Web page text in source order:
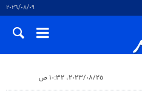
٠٩‏/٠٨‏/٢٠٢٦
٢٥‏/٠٨‏/٢٠٢٣، ١٠:٣٢ ص